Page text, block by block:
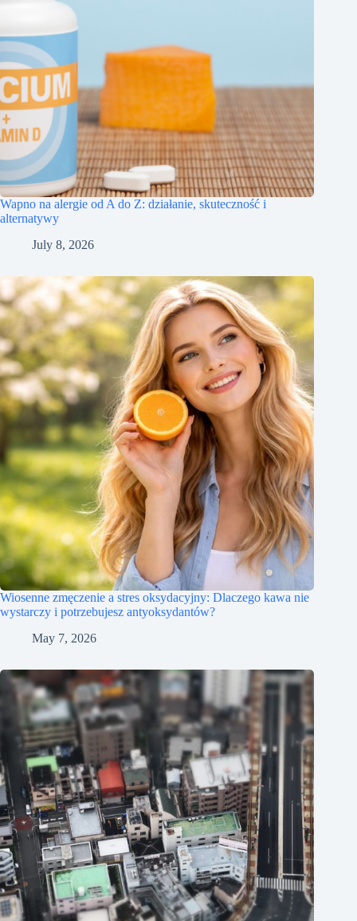
Wapno na alergie od A do Z: działanie, skuteczność i
alternatywy
July 8, 2026
Wiosenne zmęczenie a stres oksydacyjny: Dlaczego kawa nie
wystarczy i potrzebujesz antyoksydantów?
May 7, 2026